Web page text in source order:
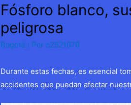
Fósforo blanco,
peligrosa
Bogotá / Por c2521078
Durante estas fechas, es esencial
accidentes que puedan afectar